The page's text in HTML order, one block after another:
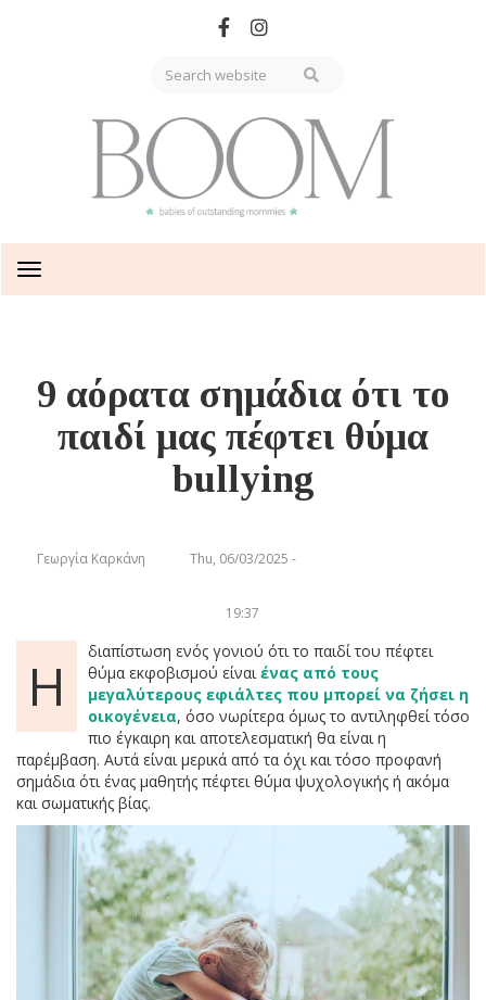
Toggle
navigation
9 αόρατα σημάδια ότι το
παιδί μας πέφτει θύμα
bullying
Γεωργία Καρκάνη Thu, 06/03/2025 -
19:37
Η
διαπίστωση ενός γονιού ότι το παιδί του πέφτει
θύμα εκφοβισμού είναι ένας από τους
μεγαλύτερους εφιάλτες που μπορεί να ζήσει η
οικογένεια, όσο νωρίτερα όμως το αντιληφθεί τόσο
πιο έγκαιρη και αποτελεσματική θα είναι η
παρέμβαση. Αυτά είναι μερικά από τα όχι και τόσο προφανή
σημάδια ότι ένας μαθητής πέφτει θύμα ψυχολογικής ή ακόμα
και σωματικής βίας.